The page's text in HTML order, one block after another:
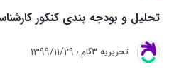
تحلیل و بودجه بندی کنکور
تحريريه 3گام 1399/11/29